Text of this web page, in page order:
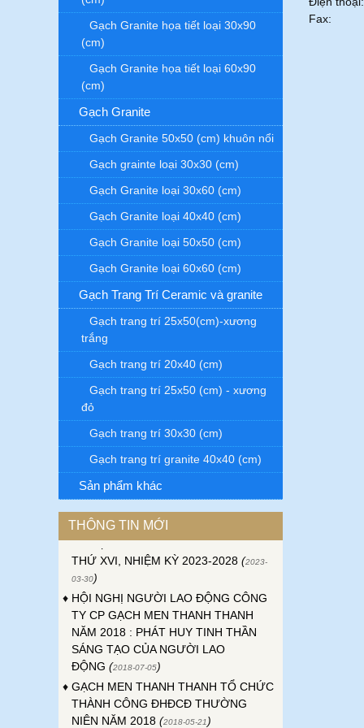
Gạch Granite họa tiết loại 30x90
(cm)
Gạch Granite họa tiết loại 60x90
(cm)
Gạch Granite
Gạch Granite 50x50 (cm) khuôn nổi
Gạch grainte loại 30x30 (cm)
Gạch Granite loại 30x60 (cm)
Gạch Granite loại 40x40 (cm)
Gạch Granite loại 50x50 (cm)
Gạch Granite loại 60x60 (cm)
Gạch Trang Trí Ceramic và granite
Gạch trang trí 25x50(cm)-xương
trắng
Gạch trang trí 20x40 (cm)
Gạch trang trí 25x50 (cm) - xương
đỏ
Gạch trang trí 30x30 (cm)
Gạch trang trí granite 40x40 (cm)
Sản phẩm khác
THÔNG TIN MỚI
ĐẠI HỘI ĐỒNG CỔ ĐÔNG THƯỜNG
NIÊN CÔNG TY GẠCH MEN THANH
THANH NĂM 2023 (2023-04-24)
ĐẠI HỘI CÔNG ĐOÀN CƠ SỞ CÔNG
TY GẠCH MEN THANH THANH LẦN
THỨ XVI, NHIỆM KỲ 2023-2028
)
HỘI NGHỊ NGƯỜI LAO ĐỘNG CÔNG
TY CP GẠCH MEN THANH THANH
NĂM 2018 : PHÁT HUY TINH THẦN
SÁNG TẠO CỦA NGƯỜI LAO
ĐỘNG ( 2018-07-05 )
GẠCH MEN THANH THANH TỔ CHỨC
THÀNH CÔNG ĐHĐCĐ THƯỜNG
NIÊN NĂM 2018 (
)
Fax: